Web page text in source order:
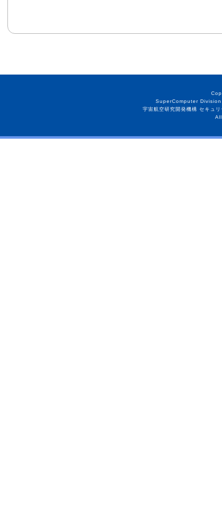
SuperComputer
宇宙航空研究開発機構 セキュ